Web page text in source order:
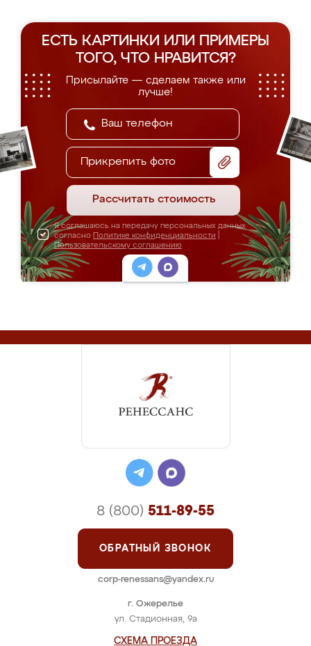
ЕСТЬ КАРТИНКИ ИЛИ ПРИМЕРЫ
ТОГО, ЧТО НРАВИТСЯ?
Присылайте — сделаем также или
лучше!
Прикрепить фото
Рассчитать стоимость
Я соглашаюсь на передачу персональных данных
согласно Политике конфиденциальности
Пользовательскому соглашению
г. Ожерелье
ул. Стадионная, 9а
СХЕМА ПРОЕЗДА
8 (800) 511-89-55
ОБРАТНЫЙ ЗВОНОК
corp-renessans@yandex.ru